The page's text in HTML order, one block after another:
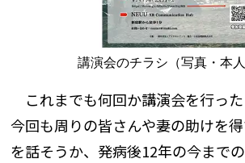
講演会のチラシ（写真・本人
これまでも何回か講演会を行った
今回も周りの皆さんや妻の助けを
を話そうか、発病後12年の今まで